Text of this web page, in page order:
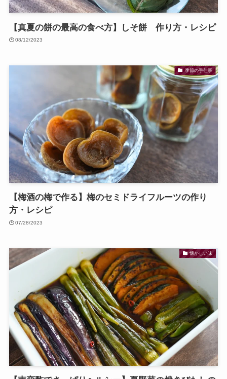
【真夏の餅の最高の食べ方】しそ餅 作り方・レシピ
08/12/2023
季節の手仕事
【梅酒の梅で作る】梅のセミドライフルーツの作り
方・レシピ
07/28/2023
懐かしい味